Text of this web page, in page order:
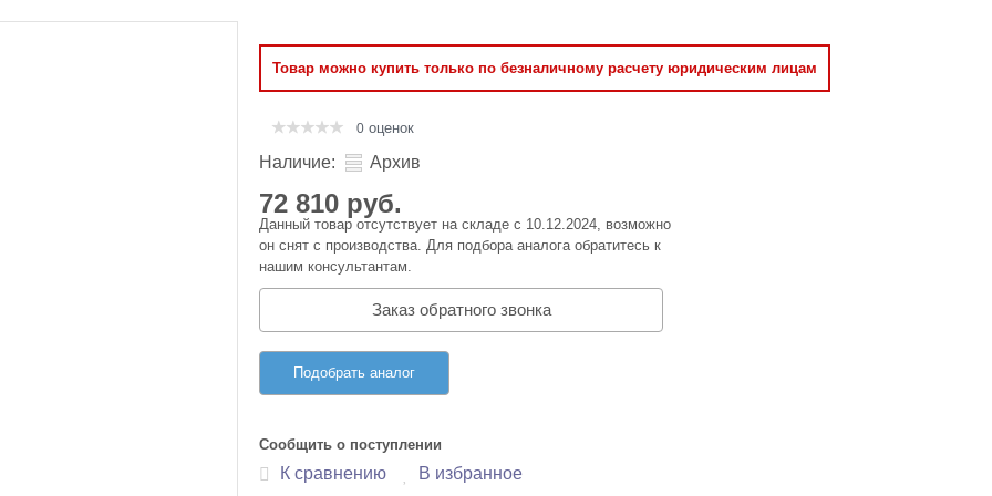
Товар можно купить только по безналичному расчету юридическим лицам
0 оценок
Наличие: Архив
72 810 руб.
Данный товар отсутствует на складе с 10.12.2024, возможно
он снят с производства. Для подбора аналога обратитесь к
нашим консультантам.
Заказ обратного звонка
Подобрать аналог
Сообщить о поступлении
К сравнению В избранное
память